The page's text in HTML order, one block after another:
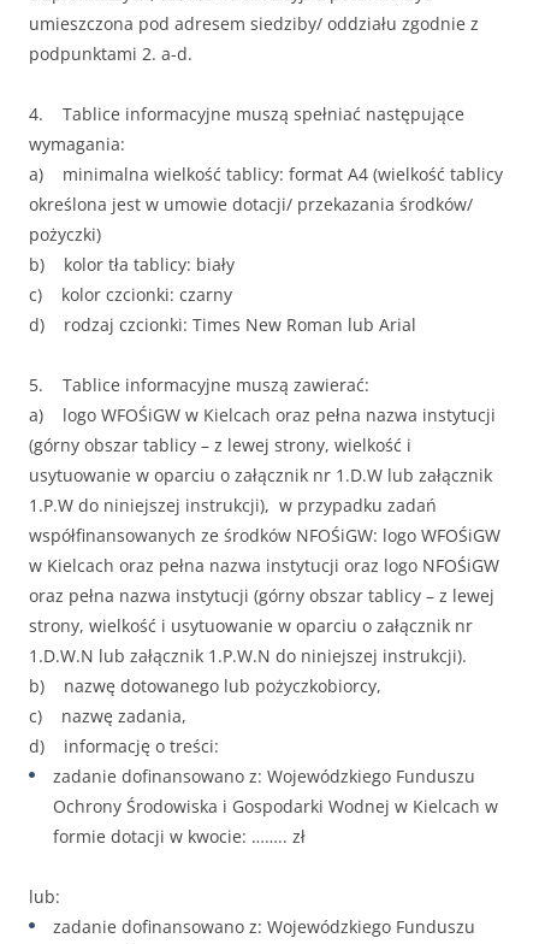
umieszczona pod adresem siedziby/ oddziału zgodnie z
podpunktami 2. a-d.
4. Tablice informacyjne muszą spełniać następujące
wymagania:
a) minimalna wielkość tablicy: format A4 (wielkość tablicy
określona jest w umowie dotacji/ przekazania środków/
pożyczki)
b) kolor tła tablicy: biały
c) kolor czcionki: czarny
d) rodzaj czcionki: Times New Roman lub Arial
5. Tablice informacyjne muszą zawierać:
a) logo WFOŚiGW w Kielcach oraz pełna nazwa instytucji
(górny obszar tablicy – z lewej strony, wielkość i
usytuowanie w oparciu o załącznik nr 1.D.W lub załącznik
1.P.W do niniejszej instrukcji), w przypadku zadań
współfinansowanych ze środków NFOŚiGW: logo WFOŚiGW
w Kielcach oraz pełna nazwa instytucji oraz logo NFOŚiGW
oraz pełna nazwa instytucji (górny obszar tablicy – z lewej
strony, wielkość i usytuowanie w oparciu o załącznik nr
1.D.W.N lub załącznik 1.P.W.N do niniejszej instrukcji).
b) nazwę dotowanego lub pożyczkobiorcy,
c) nazwę zadania,
d) informację o treści:
zadanie dofinansowano z: Wojewódzkiego Funduszu
Ochrony Środowiska i Gospodarki Wodnej w Kielcach w
formie dotacji w kwocie: …….. zł
lub:
zadanie dofinansowano z: Wojewódzkiego Funduszu